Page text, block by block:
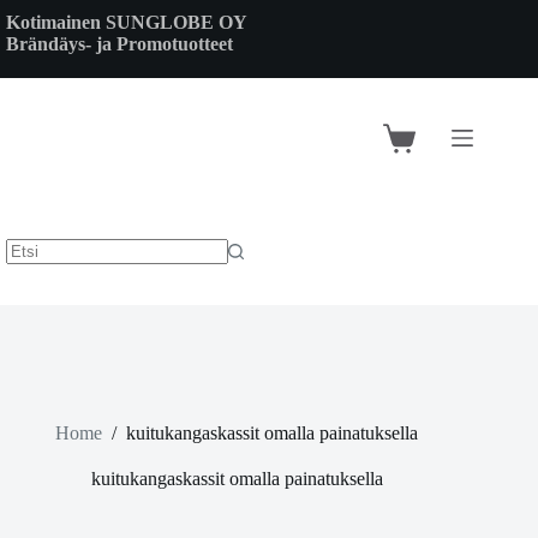
to
content
Kotimainen SUNGLOBE OY
Brändäys- ja Promotuotteet
Shopping
Home / kuitukangaskassit omalla painatuksella
kuitukangaskassit omalla painatuksella